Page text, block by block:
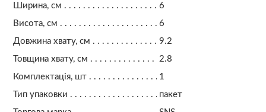
Ширина, см
6
Висота, см
6
Довжина хвату, см
9.2
Товщина хвату, см
2.8
Комплектація, шт
1
Тип упаковки
пакет